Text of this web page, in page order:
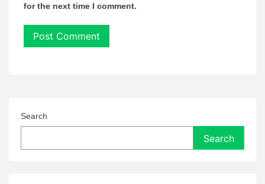
for the next time I comment.
Search
Search